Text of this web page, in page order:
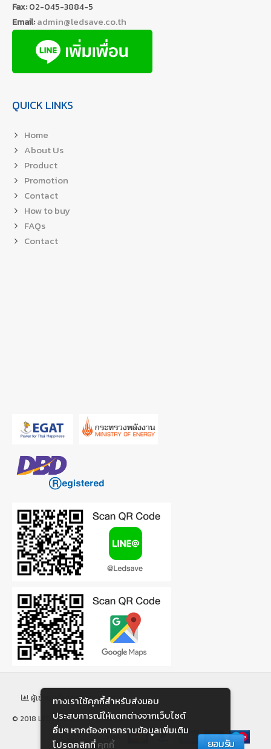
Fax:02-045-3884-5
Email:admin@ledsave.co.th
QUICK LINKS
Home
About Us
Product
Promotion
Contact
How to buy
FAQs
Contact
ผู้เข้าชมเว็บไซต์: 1763799
© 2018 LEDSAVE.CO.TH - ALL RIGHTS RESERVED
ทางเราใช้คุกกี้สําหรับส่งมอบ
ประสบการณ์ให้แตกต่างจากเว็บไซต์
อื่นๆ หากต้องการทราบข้อมูลเพิ่มเติม
โปรดคลิกที่คุกกี้ ยอมรับ